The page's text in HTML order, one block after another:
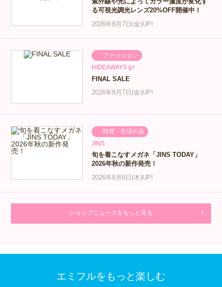
る可視光調光レンズ20%OFF開催中！
2026年8月7日(金)UP!
ファッション
HIDEAWAYS g+
FINAL SALE
2026年8月7日(金)UP!
雑貨・生活の品
JINS
旬を着こなすメガネ「JINS TODAY」
2026年秋の新作発売！
2026年8月6日(木)UP!
ショップニュースをもっと見る
エミフルをもっと楽しむ